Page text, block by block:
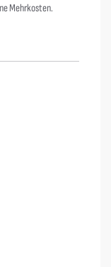
Mehrkosten.